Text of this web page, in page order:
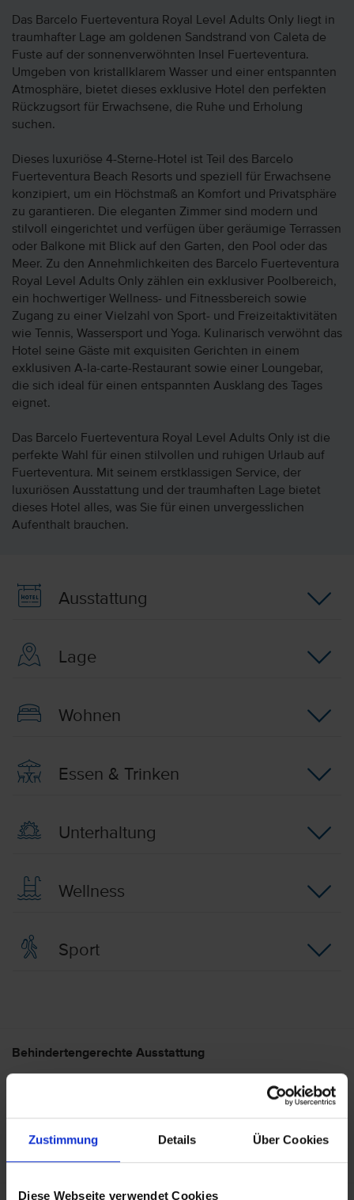
Zustimmung Details Über Cookies
Diese Webseite verwendet Cookies
Das Barcelo Fuerteventura Royal Level Adults Only liegt in
traumhafter Lage am goldenen Sandstrand von Caleta de
Fuste auf der sonnenverwöhnten Insel Fuerteventura.
Umgeben von kristallklarem Wasser und einer entspannten
Atmosphäre, bietet dieses exklusive Hotel den perfekten
Rückzugsort für Erwachsene, die Ruhe und Erholung
suchen.
Dieses luxuriöse 4-Sterne-Hotel ist Teil des Barcelo
Fuerteventura Beach Resorts und speziell für Erwachsene
konzipiert, um ein Höchstmaß an Komfort und Privatsphäre
zu garantieren. Die eleganten Zimmer sind modern und
stilvoll eingerichtet und verfügen über geräumige Terrassen
oder Balkone mit Blick auf den Garten, den Pool oder das
Meer. Zu den Annehmlichkeiten des Barcelo Fuerteventura
Royal Level Adults Only zählen ein exklusiver Poolbereich,
ein hochwertiger Wellness- und Fitnessbereich sowie
Zugang zu einer Vielzahl von Sport- und Freizeitaktivitäten
wie Tennis, Wassersport und Yoga. Kulinarisch verwöhnt das
Hotel seine Gäste mit exquisiten Gerichten in einem
exklusiven A-la-carte-Restaurant sowie einer Loungebar,
die sich ideal für einen entspannten Ausklang des Tages
eignet.
Das Barcelo Fuerteventura Royal Level Adults Only ist die
perfekte Wahl für einen stilvollen und ruhigen Urlaub auf
Fuerteventura. Mit seinem erstklassigen Service, der
luxuriösen Ausstattung und der traumhaften Lage bietet
dieses Hotel alles, was Sie für einen unvergesslichen
Aufenthalt brauchen.
Ausstattung
Lage
Wohnen
Essen & Trinken
Unterhaltung
Wellness
Sport
Behindertengerechte Ausstattung
eingeschränkter Mobilität geeignet. Bezüglich
Bedürfnisse wenden Sie sich bitte an unser Service-
Center.